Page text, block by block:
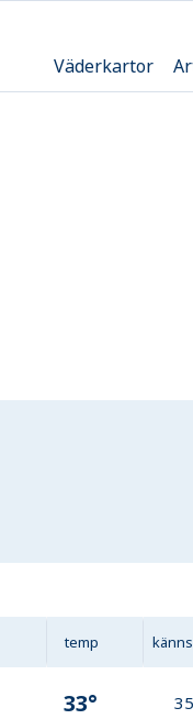
Väderkartor
temp
33°